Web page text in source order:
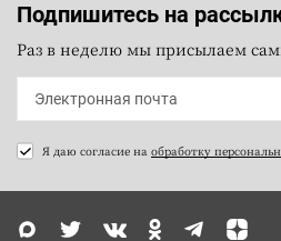
Подпишитесь на
Раз в неделю мы присылаем
Я даю согласие на обработку